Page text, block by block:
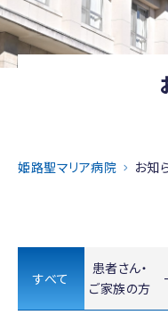
姫路聖マリア病院 お知
すべて
患者さん・
ご家族の方